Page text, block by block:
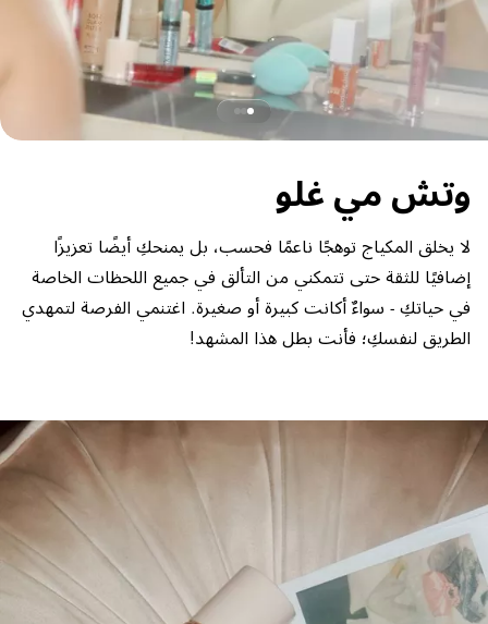
وتش مي غلو
لا يخلق المكياج توهجًا ناعمًا فحسب، بل يمنحكِ أيضًا تعزيزًا
إضافيًا للثقة حتى تتمكني من التألق في جميع اللحظات الخاصة
في حياتكِ - سواءٌ أكانت كبيرة أو صغيرة. اغتنمي الفرصة لتمهدي
الطريق لنفسكِ؛ فأنت بطل هذا المشهد!